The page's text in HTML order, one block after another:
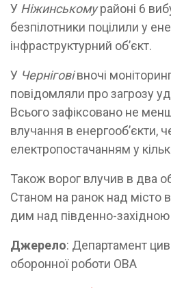
У Ніжинськомурайоні 6
безпілотники поцілили у
інфраструктурний обʼєкт.
У Черніговівночі
повідомляли про загрозу
Всього зафіксовано не
влучання в енергообʼєкти,
електропостачанням у
Також ворог влучив в два
Станом на ранок над місто
дим над південно-
Джерело: Департамент
оборонної роботи ОВА